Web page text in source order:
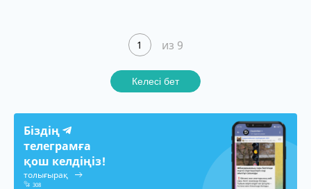
1 из 9
Келесі бет
Біздің
телеграмға
қош келдіңіз!
толығырақ
308